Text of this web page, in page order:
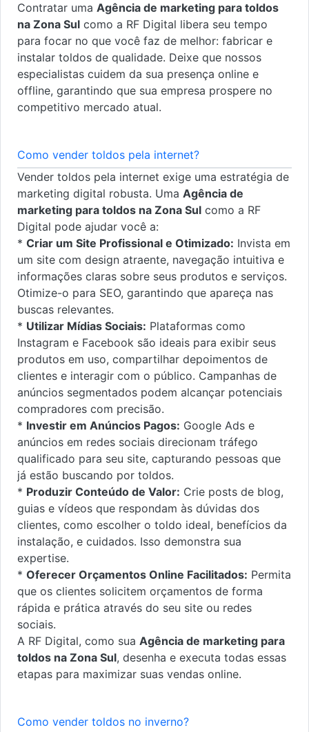
Contratar uma Agência de marketing para toldos
na Zona Sul como a RF Digital libera seu tempo
para focar no que você faz de melhor: fabricar e
instalar toldos de qualidade. Deixe que nossos
especialistas cuidem da sua presença online e
offline, garantindo que sua empresa prospere no
competitivo mercado atual.
Como vender toldos pela internet?
Vender toldos pela internet exige uma estratégia de
marketing digital robusta. Uma Agência de
marketing para toldos na Zona Sul como a RF
Digital pode ajudar você a:
* Criar um Site Profissional e Otimizado: Invista em
um site com design atraente, navegação intuitiva e
informações claras sobre seus produtos e serviços.
Otimize-o para SEO, garantindo que apareça nas
buscas relevantes.
* Utilizar Mídias Sociais: Plataformas como
Instagram e Facebook são ideais para exibir seus
produtos em uso, compartilhar depoimentos de
clientes e interagir com o público. Campanhas de
anúncios segmentados podem alcançar potenciais
compradores com precisão.
* Investir em Anúncios Pagos: Google Ads e
anúncios em redes sociais direcionam tráfego
qualificado para seu site, capturando pessoas que
já estão buscando por toldos.
* Produzir Conteúdo de Valor: Crie posts de blog,
guias e vídeos que respondam às dúvidas dos
clientes, como escolher o toldo ideal, benefícios da
instalação, e cuidados. Isso demonstra sua
expertise.
* Oferecer Orçamentos Online Facilitados: Permita
que os clientes solicitem orçamentos de forma
rápida e prática através do seu site ou redes
sociais.
A RF Digital, como sua Agência de marketing para
toldos na Zona Sul, desenha e executa todas essas
etapas para maximizar suas vendas online.
Como vender toldos no inverno?